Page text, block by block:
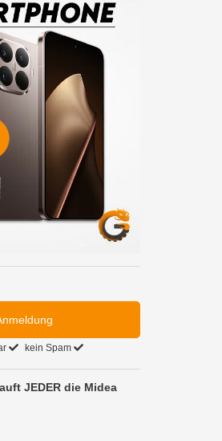
kein Spam
JEDER die Midea